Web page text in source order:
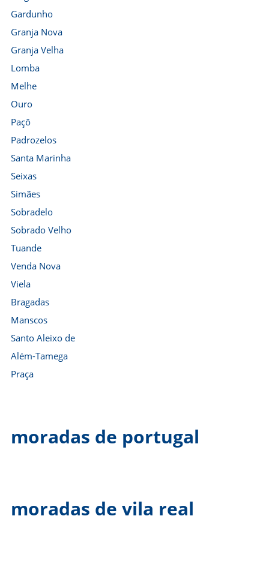
Gardunho
Granja Nova
Granja Velha
Lomba
Melhe
Ouro
Paçô
Padrozelos
Santa Marinha
Seixas
Simães
Sobradelo
Sobrado Velho
Tuande
Venda Nova
Viela
Bragadas
Manscos
Santo Aleixo de
Além-Tamega
Praça
moradas de portugal
moradas de vila real